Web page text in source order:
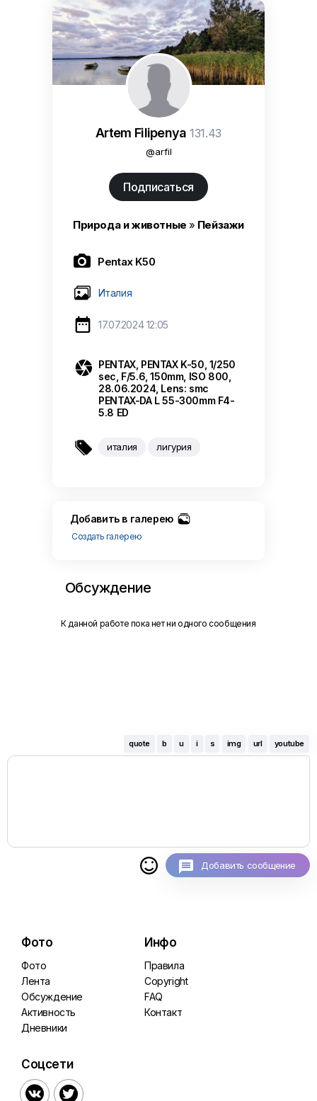
Artem Filipenya 131.43
@arfil
Подписаться
Природа и животные » Пейзажи
 Pentax K50
Италия
 17.07.2024 12:05

PENTAX, PENTAX K-50, 1/250
sec, F/5.6, 150mm, ISO 800,
28.06.2024, Lens: smc
PENTAX-DA L 55-300mm F4-
5.8 ED
 италия лигурия
Добавить в галерею
Создать галерею
Обсуждение
К данной работе пока нет ни одного сообщения
quote b u i s img url youtube
 Добавить сообщение
Фото
Фото
Лента
Обсуждение
Активность
Дневники
Инфо
Правила
Copyright
FAQ
Контакт
Соцсети
 